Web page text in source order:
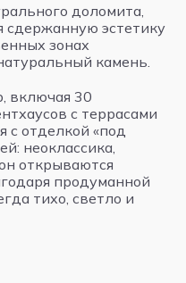
доломита,
сдержанную эстетику
зонах
камень.
включая 30
с террасами
с отделкой «под
неоклассика,
открываются
продуманной
тихо, светло и